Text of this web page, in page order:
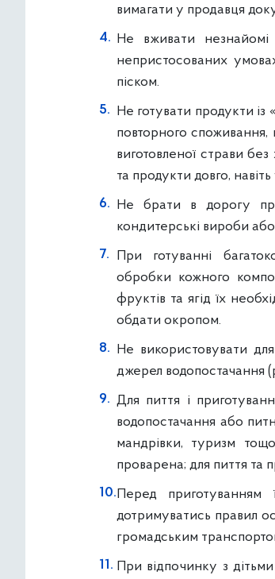
вимагати у продавця
Не вживати
непристосованих
піском.
Не готувати продукти із
повторного
виготовленої страви
та продукти довго,
Не брати в дорогу
кондитерські вироби
При готуванні
обробки кожного
фруктів та ягід їх
обдати окропом.
Не використовувати
джерел водопостачання
Для пиття і
водопостачання або
мандрівки, туризм
проварена; для пиття та
Перед
дотримуватись правил
громадським
При відпочинку з